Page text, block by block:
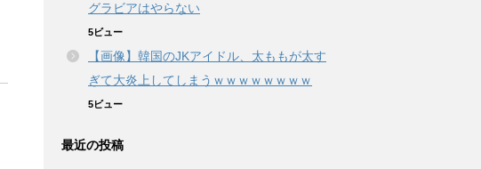
グラビアはやらない
5ビュー
【画像】韓国のJKアイドル、太ももが太す
ぎて大炎上してしまうｗｗｗｗｗｗｗｗ
5ビュー
最近の投稿